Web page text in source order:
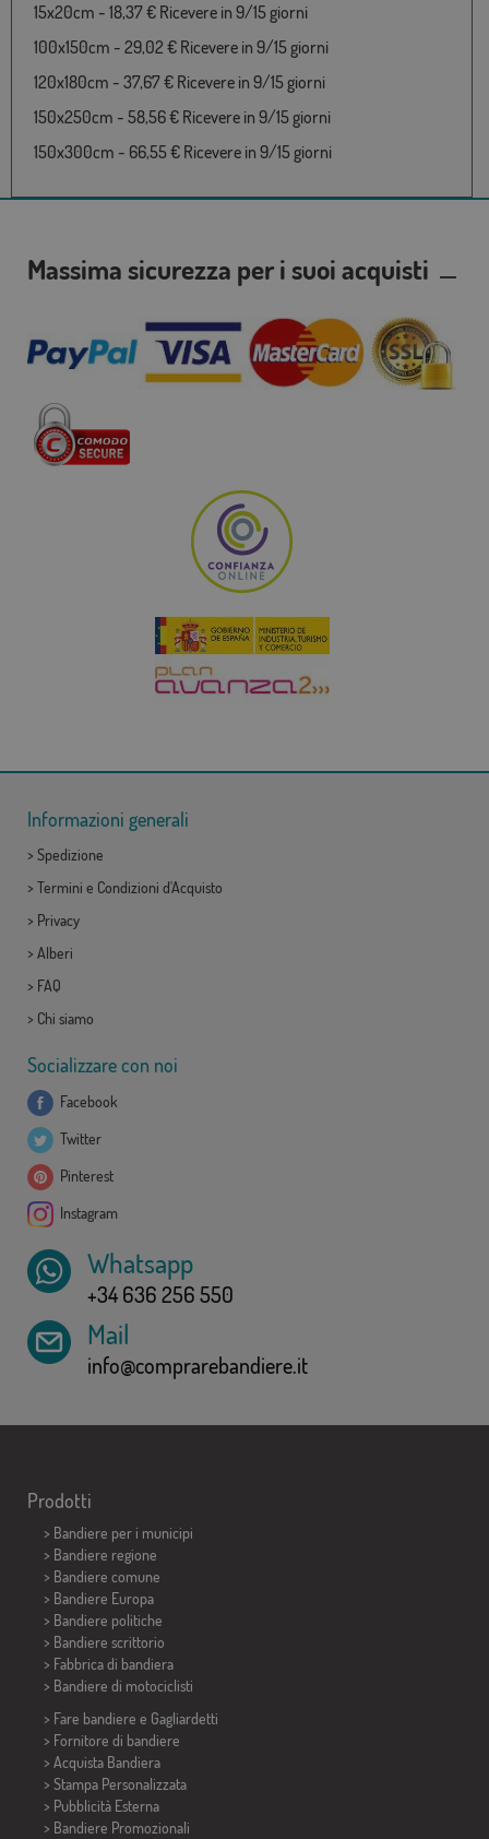
15x20cm - 18,37 € Ricevere in 9/15 giorni
100x150cm - 29,02 € Ricevere in 9/15 giorni
120x180cm - 37,67 € Ricevere in 9/15 giorni
150x250cm - 58,56 € Ricevere in 9/15 giorni
150x300cm - 66,55 € Ricevere in 9/15 giorni
Massima sicurezza per i suoi acquisti
Informazioni generali
> Spedizione
> Termini e Condizioni d'Acquisto
> Privacy
> Alberi
> FAQ
> Chi siamo
Socializzare con noi
Facebook
Twitter
Pinterest
Instagram
Whatsapp
+34 636 256 550
Mail
info@comprarebandiere.it
Prodotti
> Bandiere per i municipi
> Bandiere regione
> Bandiere comune
> Bandiere Europa
> Bandiere politiche
> Bandiere scrittorio
> Fabbrica di bandiera
> Bandiere di motociclisti
> Fare bandiere e Gagliardetti
> Fornitore di bandiere
> Acquista Bandiera
> Stampa Personalizzata
> Pubblicità Esterna
> Bandiere Promozionali